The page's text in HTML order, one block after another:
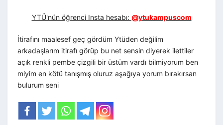
YTÜ'nün öğrenci Insta hesabı: @ytukampuscom
İtirafını maalesef geç gördüm Ytüden değilim
arkadaşlarım itirafı görüp bu net sensin diyerek ilettiler
açık renkli pembe çizgili bir üstüm vardı bilmiyorum ben
miyim en kötü tanışmış oluruz aşağıya yorum bırakırsan
bulurum seni